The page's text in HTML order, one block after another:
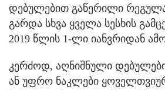
დებულებით გაწერილი
გარდა სხვა ყველა სესხის
2019 წლის 1-ლი იანვრიდან
კერძოდ, აღნიშნული
ან უფრო ნაკლები